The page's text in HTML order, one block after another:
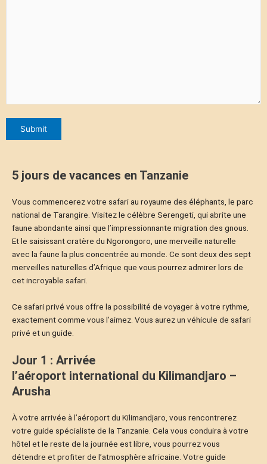
5 jours de vacances en Tanzanie
Vous commencerez votre safari au royaume des éléphants, le parc
national de Tarangire. Visitez le célèbre Serengeti, qui abrite une
faune abondante ainsi que l’impressionnante migration des gnous.
Et le saisissant cratère du Ngorongoro, une merveille naturelle
avec la faune la plus concentrée au monde. Ce sont deux des sept
merveilles naturelles d’Afrique que vous pourrez admirer lors de
cet incroyable safari.
Ce safari privé vous offre la possibilité de voyager à votre rythme,
exactement comme vous l’aimez. Vous aurez un véhicule de safari
privé et un guide.
Jour 1 : Arrivée
l’aéroport international du Kilimandjaro –
Arusha
À votre arrivée à l’aéroport du Kilimandjaro, vous rencontrerez
votre guide spécialiste de la Tanzanie. Cela vous conduira à votre
hôtel et le reste de la journée est libre, vous pourrez vous
détendre et profiter de l’atmosphère africaine. Votre guide